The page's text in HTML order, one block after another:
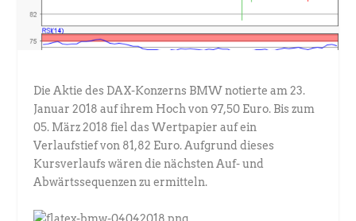
Die Aktie des DAX-Konzerns BMW notierte am 23.
Januar 2018 auf ihrem Hoch von 97,50 Euro. Bis zum
05. März 2018 fiel das Wertpapier auf ein
Verlaufstief von 81,82 Euro. Aufgrund dieses
Kursverlaufs wären die nächsten Auf- und
Abwärtssequenzen zu ermitteln.